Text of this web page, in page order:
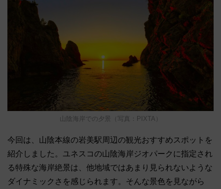
山陰海岸での夕景（写真：PIXTA）
今回は、山陰本線の岩美駅周辺の観光おすすめスポットを
紹介しました。ユネスコの山陰海岸ジオパークに指定され
る特殊な海岸絶景は、他地域ではあまり見られないような
ダイナミックさを感じられます。そんな景色を見ながら